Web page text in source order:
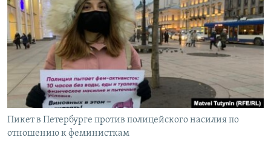
ПОДПИШИТЕСЬ НА РАССЫЛКУ
СОЦИАЛЬНЫЕ СЕТИ
Все сайты РСЕ/РС
Пикет в Петербурге против полицейского насилия по
отношению к феминисткам